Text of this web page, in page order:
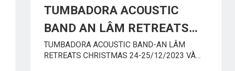
TUMBADORA ACOUSTIC
BAND AN LÂM RETREATS
CHRISTMAS 2023 HAPPY
NEW YEAR 2024 MUSIC
TUMBADORA ACOUSTIC BAND-AN LÂM
RETREATS CHRISTMAS 24-25/12/2023 VÀ